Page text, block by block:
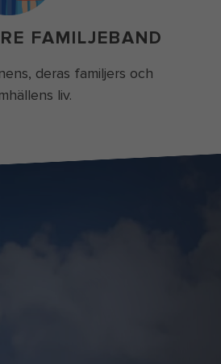
FAMILJEBAND
deras familjers och
liv.